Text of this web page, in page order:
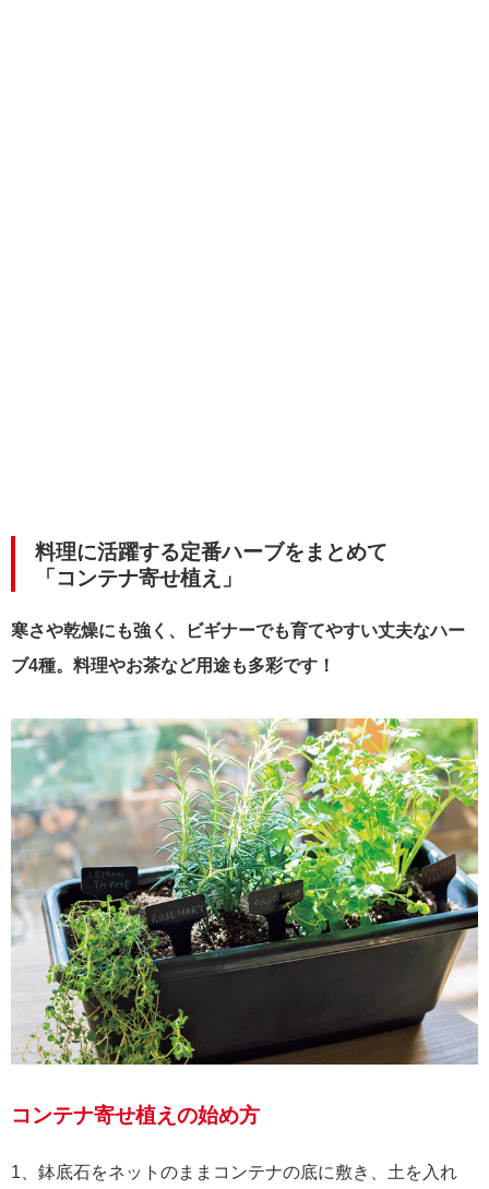
料理に活躍する定番ハーブをまとめて
「コンテナ寄せ植え」
寒さや乾燥にも強く、ビギナーでも育てやすい丈夫なハー
ブ4種。料理やお茶など用途も多彩です！
コンテナ寄せ植えの始め方
1、鉢底石をネットのままコンテナの底に敷き、土を入れ